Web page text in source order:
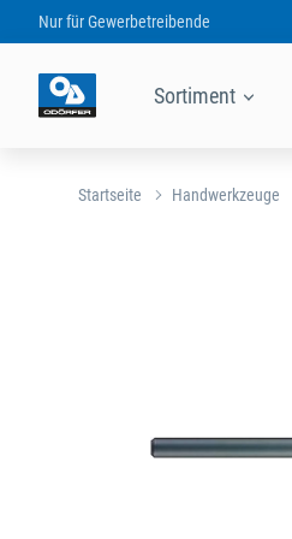
Nur fürGewerbetreibende
Sortiment
Startseite Handwerkzeuge